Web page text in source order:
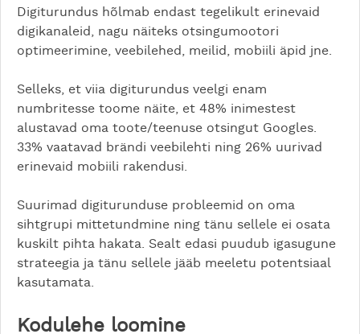
Digiturundus hõlmab endast tegelikult erinevaid
digikanaleid, nagu näiteks otsingumootori
optimeerimine, veebilehed, meilid, mobiili äpid jne.
Selleks, et viia digiturundus veelgi enam
numbritesse toome näite, et 48% inimestest
alustavad oma toote/teenuse otsingut Googles.
33% vaatavad brändi veebilehti ning 26% uurivad
erinevaid mobiili rakendusi.
Suurimad digiturunduse probleemid on oma
sihtgrupi mittetundmine ning tänu sellele ei osata
kuskilt pihta hakata. Sealt edasi puudub igasugune
strateegia ja tänu sellele jääb meeletu potentsiaal
kasutamata.
Kodulehe loomine